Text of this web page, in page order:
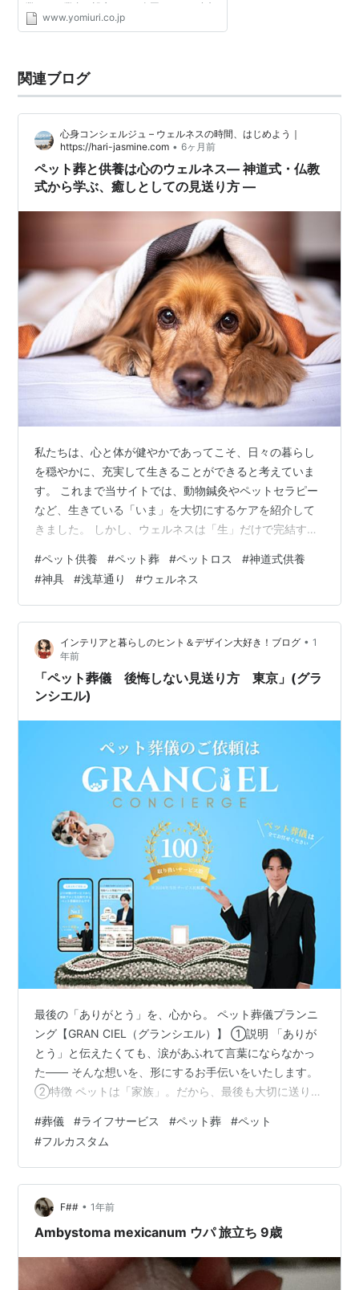
業する９業者で設立され、全国でさらに参加
を募っている。 業者を規制する法令がない中
www.yomiuri.co.jp
関連ブログ
心身コンシェルジュ – ウェルネスの時間、はじめよう｜
https://hari-jasmine.com • 6ヶ月前
ペット葬と供養は心のウェルネス― 神道式・仏教
式から学ぶ、癒しとしての見送り方 ―
私たちは、心と体が健やかであってこそ、日々の暮らし
を穏やかに、充実して生きることができると考えていま
す。 これまで当サイトでは、動物鍼灸やペットセラピー
など、生きている「いま」を大切にするケアを紹介して
きました。 しかし、ウェルネスは「生」だけで完結する
向き合い、心を整えていく過程もまた、心身の健やかさ
に深く関わる時間です。 今回取り上げるのは、ペット
葬、そしてペット供養というテーマ。それは「別れの作
法」であると同時に、残された私たちの心を癒し、日常
へと戻っていくための静かなセルフケアでもあります。
神道式・仏教式という考え方の違い、供養の流れ…
#ペット供養 #ペット葬 #ペットロス #神道式供養
#神具 #浅草通り #ウェルネス
インテリアと暮らしのヒント＆デザイン大好き！ブログ • 1
年前
「ペット葬儀 後悔しない見送り方 東京」(グラ
ンシエル)
最後の「ありがとう」を、心から。 ペット葬儀プランニ
ング【GRAN CIEL（グランシエル）】 ①説明 「ありが
とう」と伝えたくても、涙があふれて言葉にならなかっ
た―― そんな想いを、形にするお手伝いをいたします。
②特徴 ペットは「家族」。だから、最後も大切に送りた
も、私たちと共に過ごし、心を癒し、笑顔をくれたかけ
がえのない存在です。 その別れの瞬間は、悲しみ以上
に、深い感謝を伝えたい時間でもあります。 しかし、い
ざその時が来ると―― 「何をすればいいかわからない」
「どこに連絡すればいいの？」「後悔のないお別れにし
たいけど…」 多くの方が、…
#葬儀 #ライフサービス #ペット葬 #ペット
#フルカスタム
F## • 1年前
Ambystoma mexicanum ウパ 旅立ち 9歳